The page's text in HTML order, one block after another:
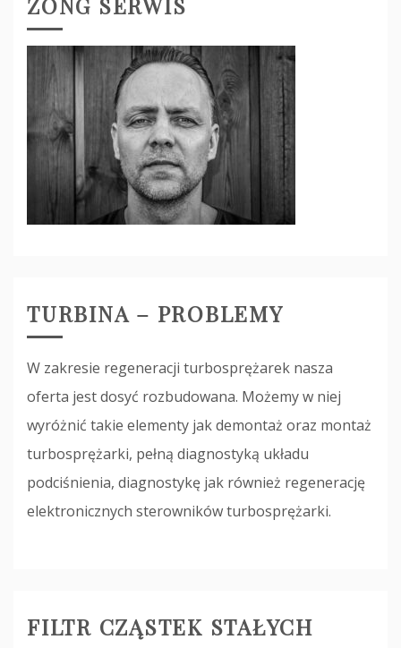
TURBINA – PROBLEMY
W zakresie regeneracji turbosprężarek nasza
oferta jest dosyć rozbudowana. Możemy w niej
wyróżnić takie elementy jak demontaż oraz montaż
turbosprężarki, pełną diagnostyką układu
podciśnienia, diagnostykę jak również regenerację
elektronicznych sterowników turbosprężarki.
FILTR CZĄSTEK STAŁYCH